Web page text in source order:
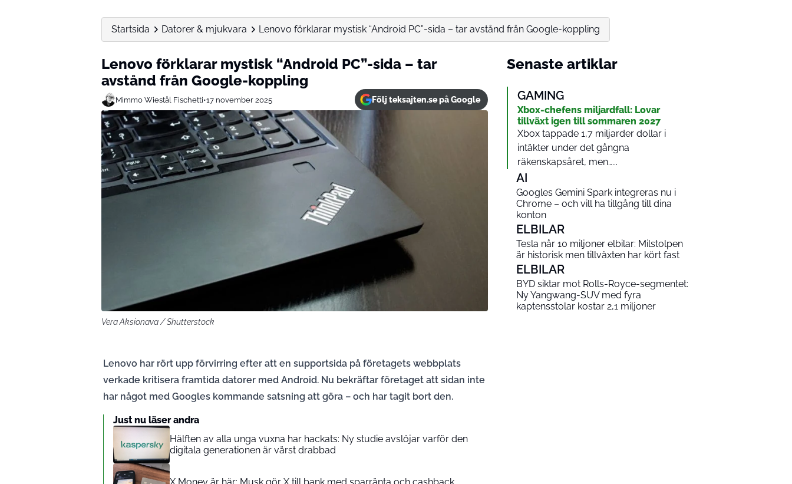
Startsida Datorer & mjukvara Lenovo förklarar mystisk “Android PC”-sida – tar avstånd från Google-koppling
Lenovo förklarar mystisk “Android PC”-sida – tar
avstånd från Google-koppling
Mimmo Wiestål Fischetti•17 november 2025 Följ teksajten.se på Google
Vera Aksionava / Shutterstock
Lenovo har rört upp förvirring efter att en supportsida på företagets webbplats
verkade kritisera framtida datorer med Android. Nu bekräftar företaget att sidan inte
har något med Googles kommande satsning att göra – och har tagit bort den.
Just nu läser andra
Hälften av alla unga vuxna har hackats: Ny studie avslöjar varför den
digitala generationen är värst drabbad
Senaste artiklar
GAMING
Xbox-chefens miljardfall: Lovar
tillväxt igen till sommaren 2027
Xbox tappade 1,7 miljarder dollar i
intäkter under det gångna
räkenskapsåret, men…...
AI
Googles Gemini Spark integreras nu i
Chrome – och vill ha tillgång till dina
konton
ELBILAR
Tesla når 10 miljoner elbilar: Milstolpen
är historisk men tillväxten har kört fast
ELBILAR
BYD siktar mot Rolls-Royce-segmentet:
Ny Yangwang-SUV med fyra
kaptensstolar kostar 2,1 miljoner